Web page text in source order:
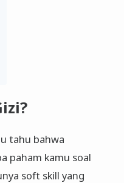
tahu bahwa
paham kamu soal
soft skill yang